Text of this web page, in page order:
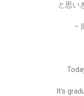
と思い
–
It’s